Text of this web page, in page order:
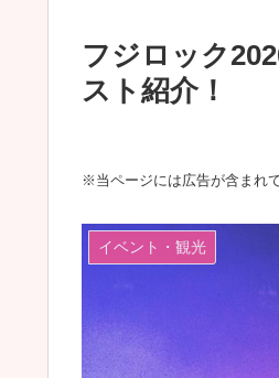
フジロック
スト紹介！
※当ページには広告が含まれて
イベント・観光